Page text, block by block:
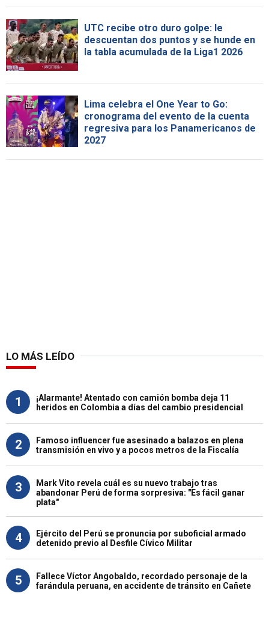
UTC recibe otro duro golpe: le
descuentan dos puntos y se hunde en
la tabla acumulada de la Liga1 2026
Lima celebra el One Year to Go:
cronograma del evento de la cuenta
regresiva para los Panamericanos de
2027
LO MÁS LEÍDO
1
¡Alarmante! Atentado con camión bomba deja 11
heridos en Colombia a días del cambio presidencial
2
Famoso influencer fue asesinado a balazos en plena
transmisión en vivo y a pocos metros de la Fiscalía
3
Mark Vito revela cuál es su nuevo trabajo tras
abandonar Perú de forma sorpresiva: "Es fácil ganar
plata"
4
Ejército del Perú se pronuncia por suboficial armado
detenido previo al Desfile Cívico Militar
5
Fallece Víctor Angobaldo, recordado personaje de la
farándula peruana, en accidente de tránsito en Cañete